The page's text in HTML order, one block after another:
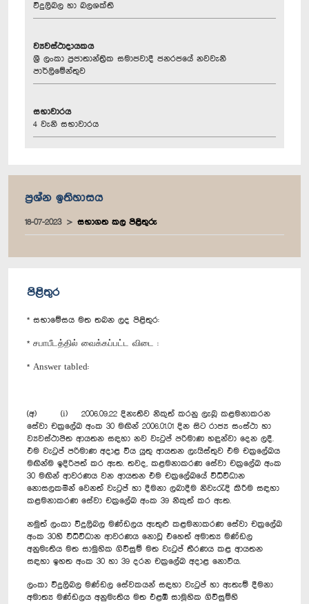
විදුලිබල හා බලශක්ති
ව්‍යවස්ථාදායකය
ශ්‍රී ලංකා ප්‍රජාතාන්ත්‍රික සමාජවාදී ජනරජයේ නවවැනි
පාර්ලිමේන්තුව
සභාවාරය
4 වැනි සභාවාරය
ප්‍රශ්න ඉතිහාසය
18-07-2023 සභාගත කල පිළිතුරු
පිළිතුර
* සභාමේසය මත තබන ලද පිළිතුර:
* சபாபீடத்தில் வைக்கப்பட்ட விடை :
* Answer tabled:
(අ) (i) 2006.09.22 දිනැතිව නිකුත් කරනු ලැබූ කළමනාකරන
සේවා චක්‍රලේඛ අංක 30 මඟින් 2006.01.01 දින සිට රාජ්‍ය සංස්ථා හා
ව්‍යවස්ථාපිත ආයතන සඳහා නව වැටුප් පරිමාණ හඳුන්වා දෙන ලදී.
එම වැටුප් පරිමාණ අදාළ විය යුතු ආයතන ලැයිස්තුව එම චක්‍රලේඛය
මඟින්ම ඉදිරිපත් කර ඇත. තවද, කළමනාකරණ සේවා චක්‍රලේඛ අංක
30 මඟින් ආවරණය වන ආයතන එම චක්‍රලේඛයේ විධිවිධාන
නොසලකමින් වෙනත් වැටුප් හා දීමනා ලබාදීම නිවැරැදි කිරීම සඳහා
කළමනාකරණ සේවා චක්‍රලේඛ අංක 39 නිකුත් කර ඇත.
නමුත් ලංකා විදුලිබල මණ්ඩලය ඇතුළු කළමනාකරණ සේවා චක්‍රලේඛ
අංක 30හි විධිවිධාන ආවරණය නොවූ එහෙත් අමාත්‍ය මණ්ඩල
අනුමැතිය මත සාමුහික ගිවිසුම් මත වැටුප් තීරණය කළ ආයතන
සඳහා ඉහත අංක 30 හා 39 දරන චක්‍රලේඛ අදාළ නොවීය.
ලංකා විදුලිබල මණ්ඩල සේවකයන් සඳහා වැටුප් හා ඇතැම් දීමනා
අමාත්‍ය මණ්ඩලය අනුමැතිය මත එළඹි සාමූහික ගිවිසුම්හි